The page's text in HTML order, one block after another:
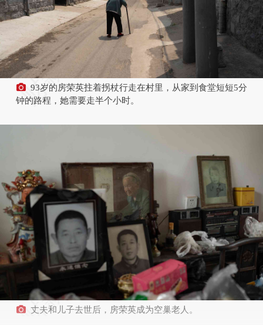
93岁的房荣英拄着拐杖行走在村里，从家到食堂短短5分
钟的路程，她需要走半个小时。
丈夫和儿子去世后，房荣英成为空巢老人。